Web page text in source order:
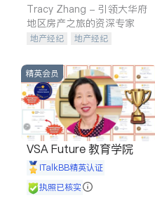
Tracy Zhang - 引领大华府
地区房产之旅的资深专家
地产经纪
地产经纪
商铺租售
开发商建商
精英会员
VSA Future 教育学院
iTalkBB精英认证
执照已核实